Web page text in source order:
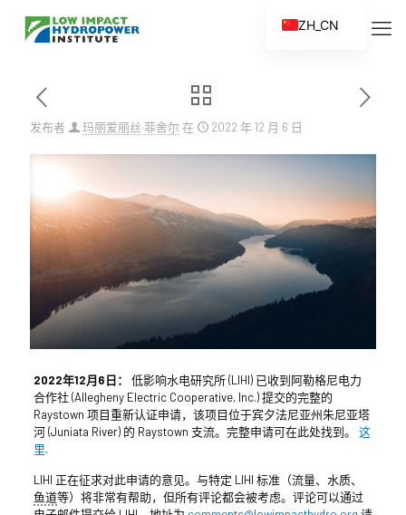
发布者 玛丽爱丽丝·菲舍尔 在 2022 年 12 月 6 日
2022年12月6日： 低影响水电研究所 (LIHI) 已收到阿勒格尼电力
合作社 (Allegheny Electric Cooperative, Inc.) 提交的完整的
Raystown 项目重新认证申请，该项目位于宾夕法尼亚州朱尼亚塔
河 (Juniata River) 的 Raystown 支流。完整申请可在此处找到。 这
里.
LIHI 正在征求对此申请的意见。与特定 LIHI 标准（流量、水质、
鱼道等）将非常有帮助，但所有评论都会被考虑。评论可以通过
ZH_CN